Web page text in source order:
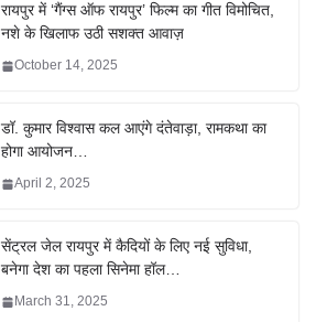
रायपुर में ‘गैंग्स ऑफ रायपुर’ फिल्म का गीत विमोचित,
नशे के खिलाफ उठी सशक्त आवाज़
October 14, 2025
डॉ. कुमार विश्वास कल आएंगे दंतेवाड़ा, रामकथा का
होगा आयोजन…
April 2, 2025
सेंट्रल जेल रायपुर में कैदियों के लिए नई सुविधा,
बनेगा देश का पहला सिनेमा हॉल…
March 31, 2025